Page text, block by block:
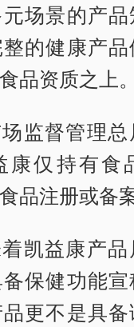
场景的产
的健康产
品资质之上。
监督管理
康仅持有食
品注册或备案
凯益康产
保健功能宣
更不是具